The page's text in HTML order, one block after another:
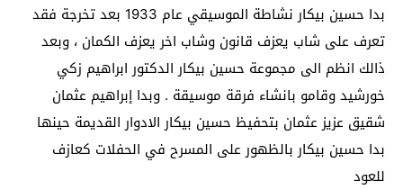
بدا حسين بيكار نشاطة الموسيقي عام 1933 بعد تخرجة فقد
تعرف على شاب يعزف قانون وشاب اخر يعزف الكمان ، وبعد
ذالك انظم الى مجموعة حسين بيكار الدكتور ابراهيم زكي
خورشيد وقامو بانشاء فرقة موسيقة . وبدا إبراهيم عثمان
شقيق عزيز عثمان بتحفيظ حسين بيكار الادوار القديمة حينها
بدا حسين بيكار بالظهور على المسرح في الحفلات كعازف
للعود